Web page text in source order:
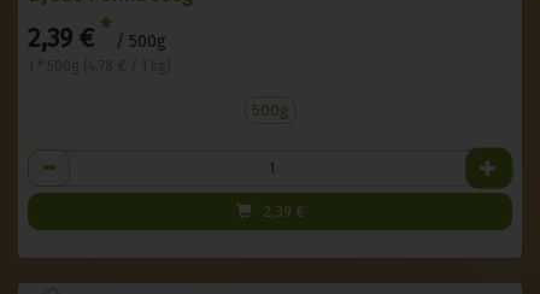
2,39 € * / 500g
500g
Anzahl
2,39 €